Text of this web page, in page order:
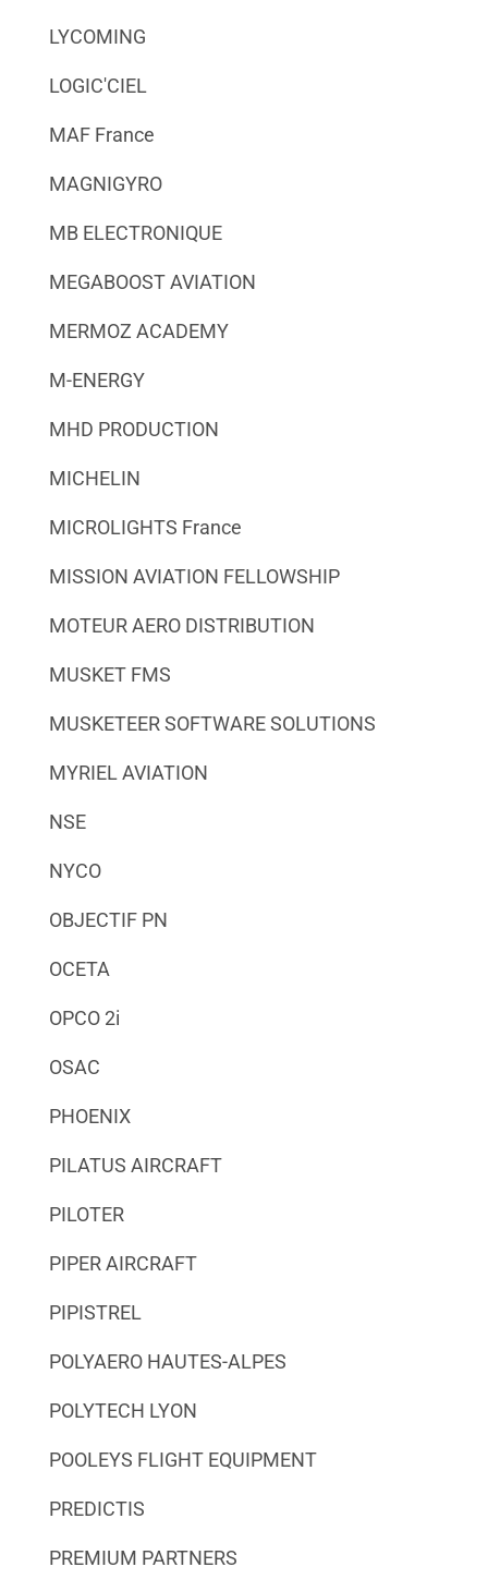
LYCOMING
LOGIC'CIEL
MAF France
MAGNIGYRO
MB ELECTRONIQUE
MEGABOOST AVIATION
MERMOZ ACADEMY
M-ENERGY
MHD PRODUCTION
MICHELIN
MICROLIGHTS France
MISSION AVIATION FELLOWSHIP
MOTEUR AERO DISTRIBUTION
MUSKET FMS
MUSKETEER SOFTWARE SOLUTIONS
MYRIEL AVIATION
NSE
NYCO
OBJECTIF PN
OCETA
OPCO 2i
OSAC
PHOENIX
PILATUS AIRCRAFT
PILOTER
PIPER AIRCRAFT
PIPISTREL
POLYAERO HAUTES-ALPES
POLYTECH LYON
POOLEYS FLIGHT EQUIPMENT
PREDICTIS
PREMIUM PARTNERS